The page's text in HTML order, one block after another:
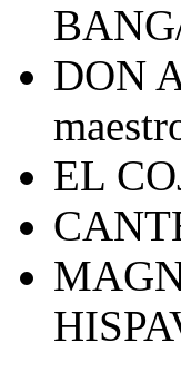
DON
EL